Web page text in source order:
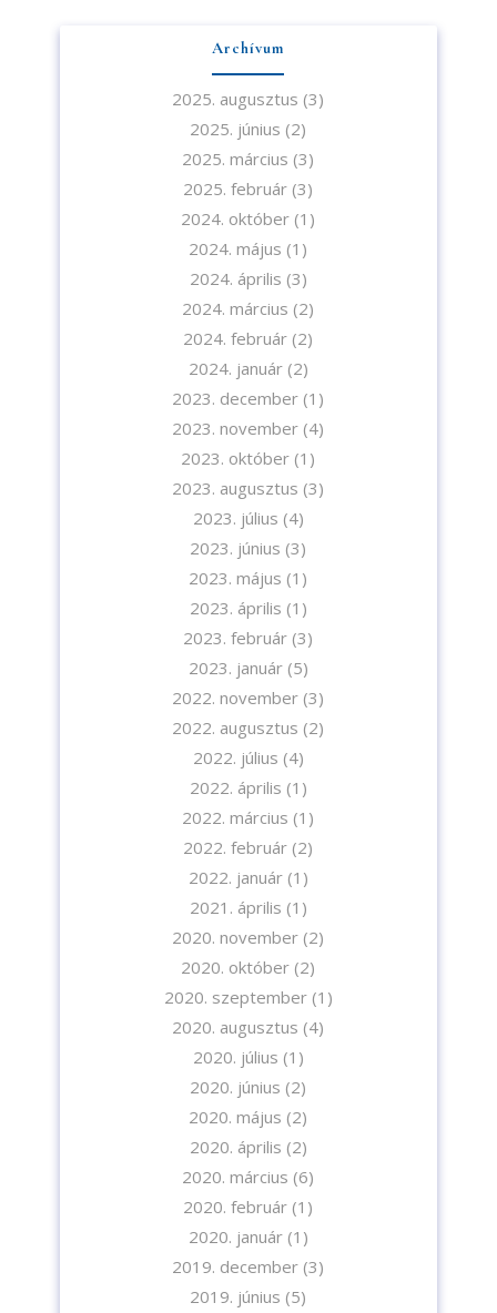
Archívum
2025. augusztus (3)
2025. június (2)
2025. március (3)
2025. február (3)
2024. október (1)
2024. május (1)
2024. április (3)
2024. március (2)
2024. február (2)
2024. január(2)
2023. december (1)
2023. november (4)
2023. október (1)
2023. augusztus (3)
2023. július (4)
2023. június (3)
2023. május (1)
2023. április (1)
2023. február (3)
2023. január(5)
2022. november (3)
2022. augusztus (2)
2022. július (4)
2022. április (1)
2022. március (1)
2022. február (2)
2022. január(1)
2021. április (1)
2020. november (2)
2020. október (2)
2020. szeptember(1)
2020. augusztus (4)
2020. július (1)
2020. június (2)
2020. május (2)
2020. április (2)
2020. március (6)
2020. február (1)
2020. január(1)
2019. december (3)
2019. június (5)
A feliratkozással elfogadja az adatvédelmi tájékoztatónkat. Elolvasom
Feliratkozom